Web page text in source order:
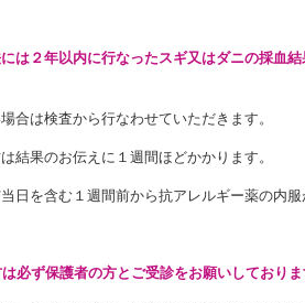
は２年以内に行なったスギ又はダニの採血
合は検査から行なわせていただきます。
結果のお伝えに１週間ほどかかります。
日を含む１週間前から抗アレルギー薬の内服
必ず保護者の方とご受診をお願いしておりま